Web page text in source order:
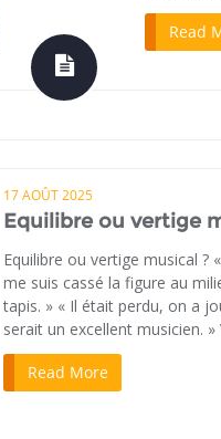
Read
17 AOÛT 2025
Equilibre ou vertige
Equilibre ou vertige musical ?
me suis cassé la figure au
tapis. » « Il était perdu, on a
serait un excellent musicien.
Read More